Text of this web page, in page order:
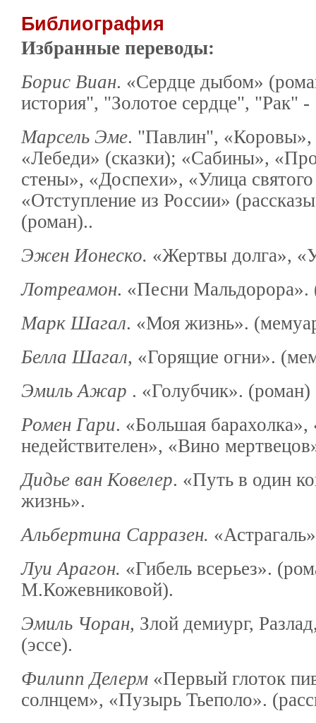
Библиография
Избранные переводы:
Борис Виан. «Сердце дыбом»
история", "Золотое сердце", "Рак"
Марсель Эме. "Павлин", «Коровы»,
«Лебеди» (сказки); «Сабины»,
стены», «Доспехи», «Улица
«Отступление из России»
(роман)..
Эжен Ионеско. «Жертвы долга»,
Лотреамон. «Песни
Марк Шагал. «Моя жизнь».
Белла Шагал, «Горящие огни».
Эмиль Ажар . «Голубчик». (роман)
Ромен Гари. «Большая
недействителен», «Вино
Дидье ван Ковелер. «Путь в один
жизнь».
Альбертина Сарразен.
Луи Арагон. «Гибель всерьез».
М.Кожевниковой).
Эмиль Чоран, Злой демиург,
(эссе).
Филипп Делерм«Первый глоток
солнцем», «Пузырь Тьеполо».